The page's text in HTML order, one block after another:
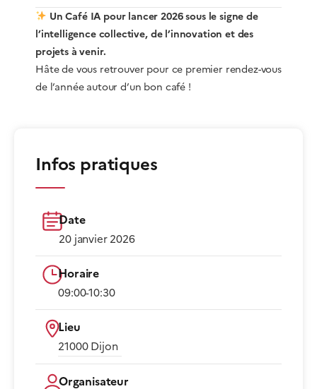
Un Café IA pour lancer 2026 sous le signe de
l’intelligence collective, de l’innovation et des
projets à venir.
Hâte de vous retrouver pour ce premier rendez-vous
de l’année autour d’un bon café !
Infos pratiques
Date
20 janvier 2026
Horaire
09:00-10:30​
Lieu
21000 Dijon​
Organisateur